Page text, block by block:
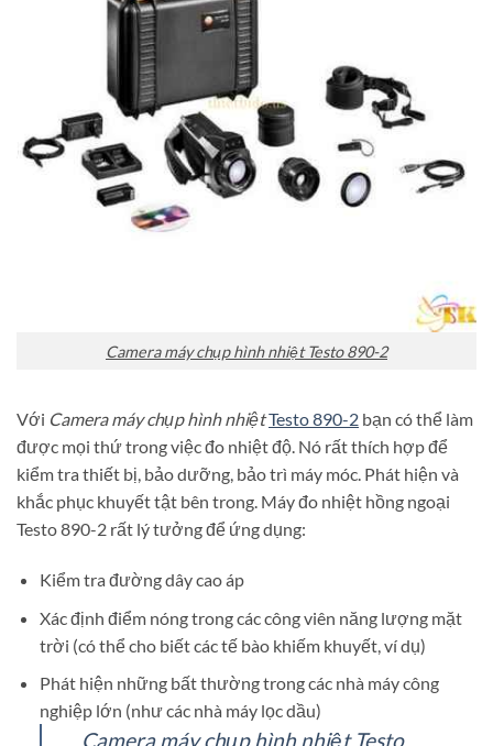
Camera máy chụp hình nhiệt Testo 890-2
Với Camera máy chụp hình nhiệtTesto 890-2 bạn có thể làm
được mọi thứ trong việc đo nhiệt độ. Nó rất thích hợp để
kiểm tra thiết bị, bảo dưỡng, bảo trì máy móc. Phát hiện và
khắc phục khuyết tật bên trong. Máy đo nhiệt hồng ngoại
Testo 890-2 rất lý tưởng để ứng dụng:
Kiểm tra đường dây cao áp
Xác định điểm nóng trong các công viên năng lượng mặt
trời (có thể cho biết các tế bào khiếm khuyết, ví dụ)
Phát hiện những bất thường trong các nhà máy công
nghiệp lớn (như các nhà máy lọc dầu)
Camera máy chụp hình nhiệt Testo